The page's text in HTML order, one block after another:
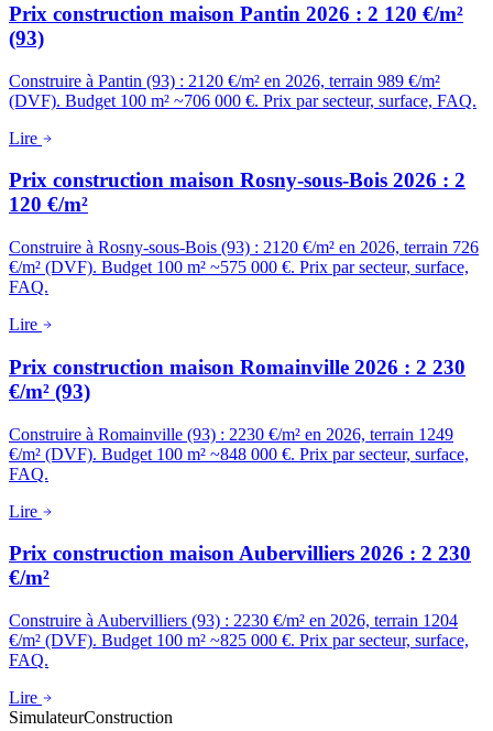
Prix construction maison Pantin 2026 : 2 120 €/m²
(93)
Construire à Pantin (93) : 2120 €/m² en 2026, terrain 989 €/m²
(DVF). Budget 100 m² ~706 000 €. Prix par secteur, surface, FAQ.
Lire
Prix construction maison Rosny-sous-Bois 2026 : 2
120 €/m²
Construire à Rosny-sous-Bois (93) : 2120 €/m² en 2026, terrain 726
€/m² (DVF). Budget 100 m² ~575 000 €. Prix par secteur, surface,
FAQ.
Lire
Prix construction maison Romainville 2026 : 2 230
€/m² (93)
Construire à Romainville (93) : 2230 €/m² en 2026, terrain 1249
€/m² (DVF). Budget 100 m² ~848 000 €. Prix par secteur, surface,
FAQ.
Lire
Prix construction maison Aubervilliers 2026 : 2 230
€/m²
Construire à Aubervilliers (93) : 2230 €/m² en 2026, terrain 1204
€/m² (DVF). Budget 100 m² ~825 000 €. Prix par secteur, surface,
FAQ.
Lire
SimulateurConstruction